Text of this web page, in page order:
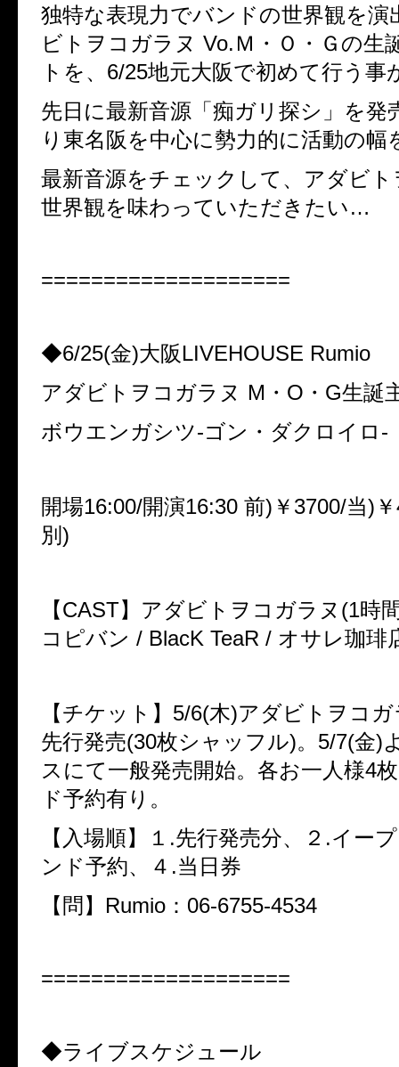
独特な表現力でバンドの世界観を演
ビトヲコガラヌ Vo.Ｍ・Ｏ・Ｇの生
トを、6/25地元大阪で初めて行う事
先日に最新音源「痴ガリ探シ」を発
り東名阪を中心に勢力的に活動の幅
最新音源をチェックして、アダビ
世界観を味わっていただきたい…
====================
◆6/25(金)大阪LIVEHOUSE Rumio
アダビトヲコガラヌ M・O・G生誕
ボウエンガシツ-ゴン・ダクロイロ-
開場16:00/開演16:30 前)￥3700/当)
別)
【CAST】アダビトヲコガラヌ(1時
コピバン / BlacK TeaR / オサレ珈琲
【チケット】5/6(木)アダビトヲコ
先行発売(30枚シャッフル)。5/7(金)
スにて一般発売開始。各お一人様4
ド予約有り。
【入場順】１.先行発売分、２.イー
ンド予約、４.当日券
【問】Rumio：06-6755-4534
====================
◆ライブスケジュール